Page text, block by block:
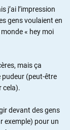
j’ai l’impression
gens voulaient en
« hey moi
mais ça
pudeur (peut-être
cela).
devant des gens
exemple) pour un